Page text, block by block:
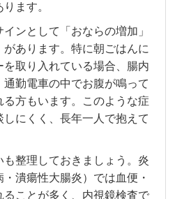
ます。
ンとして「おならの増加」
があります。特に朝ごはんに
取り入れている場合、腸内
勤電車の中でお腹が鳴って
る方もいます。このような症
にくく、長年一人で抱えて
整理しておきましょう。炎
潰瘍性大腸炎）では血便・
ことが多く、内視鏡検査で